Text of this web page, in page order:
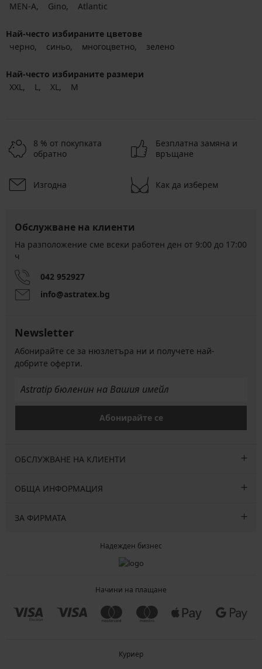
MEN-A
Gino Atlantic
Най-често избираните цветове
черно
синьо многоцветно зелено
Най-често избираните размери
XXL
L XL M
8 % от покупката
обратно
Безплатна замяна и
връщане
Изгодна Как да изберем
Обслужване на клиенти
На разположение сме всеки работен ден от 9:00 до 17:00
ч
042 952927
info@astratex.bg
Newsletter
Абонирайте се за нюзлетъра ни и получете най-
добрите оферти.
Абонирайте се
ОБСЛУЖВАНЕ НА КЛИЕНТИ
ОБЩА ИНФОРМАЦИЯ
ЗА ФИРМАТА
Надежден бизнес
Начини на плащане
Куриер